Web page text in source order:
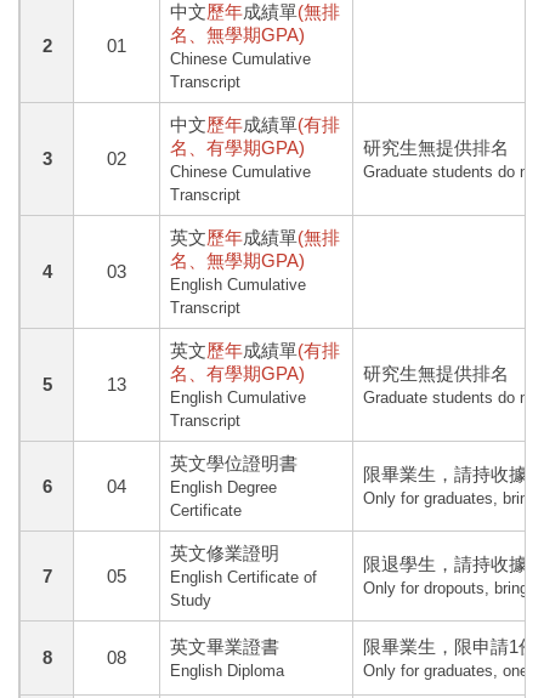
2 01
中文歷年成績單(無排
名、無學期GPA)
Chinese Cumulative
Transcript
3 02
中文歷年成績單(有排
名、有學期GPA)
Chinese Cumulative
Transcript
研究生無提供排名
Graduate students do
4 03
英文歷年成績單(無排
名、無學期GPA)
English Cumulative
Transcript
5 13
英文歷年成績單(有排
名、有學期GPA)
English Cumulative
Transcript
研究生無提供排名
Graduate students do
6 04
英文學位證明書
English Degree
Certificate
限畢業生，請持收據
Only for graduates,
7 05
英文修業證明
English Certificate of
Study
限退學生，請持收據
Only for dropouts, bring
8 08
英文畢業證書
English Diploma
限畢業生，限申請1
Only for graduates, one